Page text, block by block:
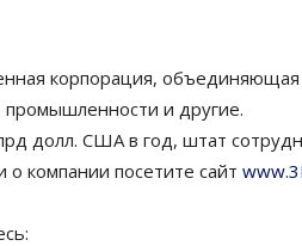
корпорация,
промышленности и другие.
долл. США в год, штат
компании посетите сайт